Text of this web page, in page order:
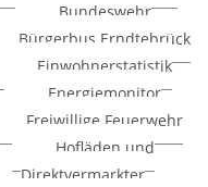
Bundeswehr
Bürgerbus Erndtebrück
Einwohnerstatistik
Energiemonitor
Freiwillige Feuerwehr
Hofläden und
Direktvermarkter